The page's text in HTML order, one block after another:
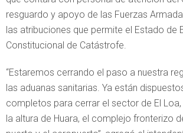
resguardo y apoyo de las Fuerzas
las atribuciones que permite el Estado de
Constitucional de Catástrofe.
“Estaremos cerrando el paso a nuestra
las aduanas sanitarias. Ya están
completos para cerrar el sector de El Loa,
la altura de Huara, el complejo fronterizo